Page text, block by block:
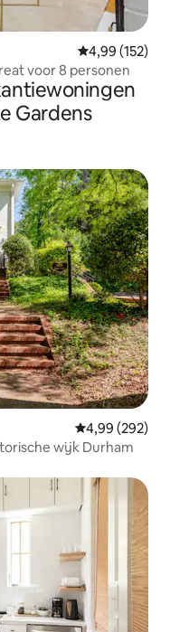
Gemiddelde
4,99 (152)
voor 8 personen
Gardens
Gemiddelde
4,99 (292)
wijk Durham